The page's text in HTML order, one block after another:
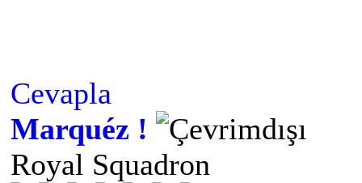
Cevapla
Marquéz !
Royal Squadron